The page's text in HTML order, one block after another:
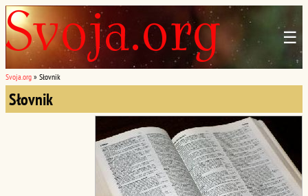
☰
Svoja.org » Słovnik
Słovnik